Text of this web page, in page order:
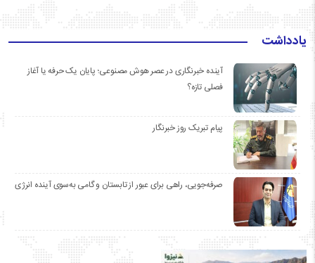
یادداشت
آینده خبرنگاری در عصر هوش مصنوعی؛ پایان یک حرفه یا آغاز
فصلی تازه؟
پیام تبریک روز خبرنگار
صرفه‌جویی، راهی برای عبور از تابستان و گامی به‌سوی آینده انرژی